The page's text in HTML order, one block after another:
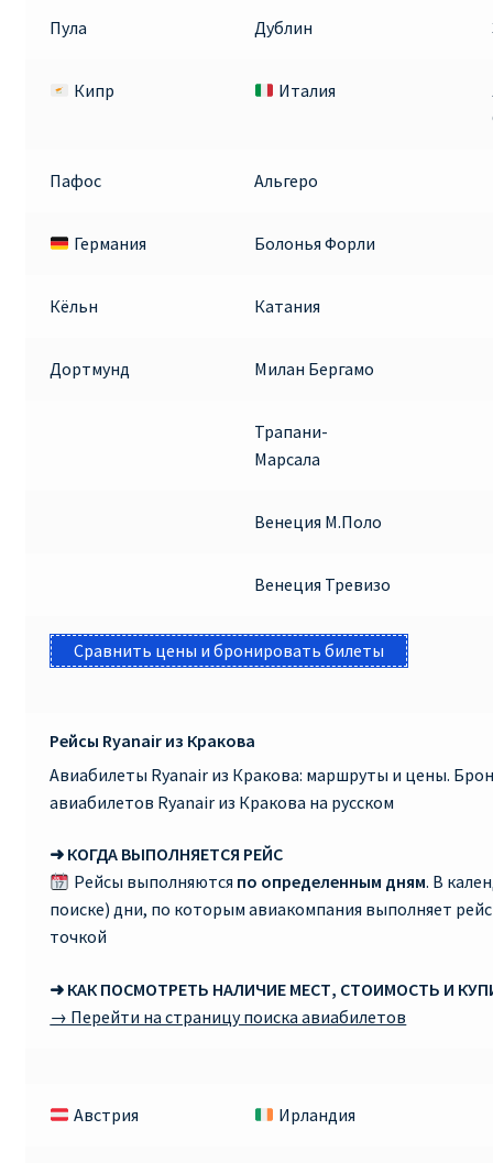
Пула Дублин
Кипр Италия
Пафос Альгеро
Германия Болонья Форли
Кёльн Катания
Дортмунд Милан Бергамо
Трапани-
Марсала
Венеция М.Поло
Венеция Тревизо
Сравнить цены и бронировать билеты
Рейсы Ryanair из Кракова
Авиабилеты Ryanair из Кракова: маршруты и цены.
авиабилетов Ryanair из Кракова на русском
➜ КОГДА ВЫПОЛНЯЕТСЯ РЕЙС
Рейсы выполняются по определенным дням. В
поиске) дни, по которым авиакомпания выполняет
точкой
➜ КАК ПОСМОТРЕТЬ НАЛИЧИЕ МЕСТ, СТОИМОСТЬ И
→ Перейти на страницу поиска авиабилетов
Австрия Ирландия